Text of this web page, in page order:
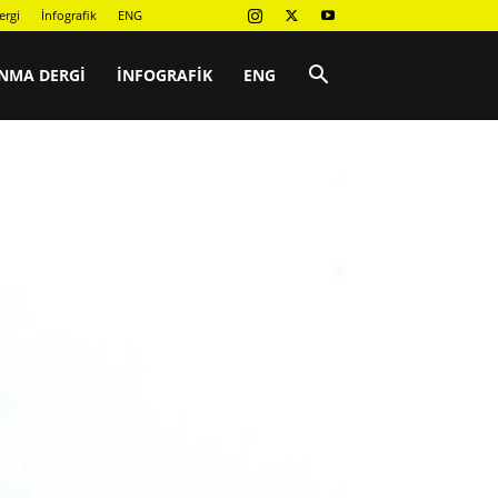
İnfografik ENG
DERGI İNFOGRAFIK ENG